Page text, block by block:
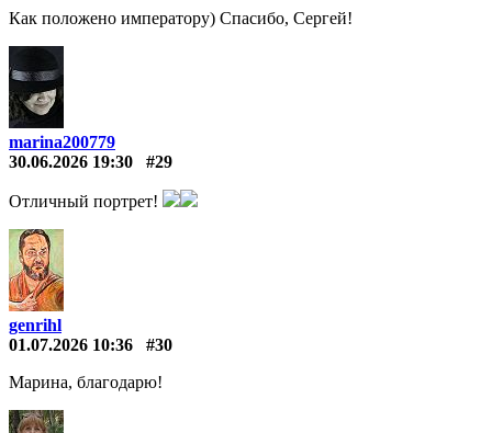
Как положено императору) Спасибо, Сергей!
marina200779
30.06.2026 19:30
#29
Отличный портрет!
genrihl
01.07.2026 10:36
#30
Марина, благодарю!